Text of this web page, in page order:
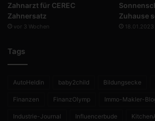
Zahnarzt für CEREC
Zahnersatz
vor 3 Wochen
Zuhause
18.01.2023
Tags
AutoHeldin baby2child Bildungsecke
Finanzen FinanzOlymp Immo-Makler-
Industrie-Journal Influencerbude